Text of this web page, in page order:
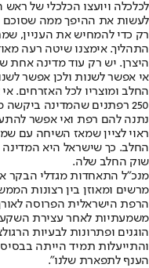
לכלכלה ויועצו הכלכלי של
לעשות את ההיפך ממה שסוכם
רק כדי להמחיש את העניין,
התהליך. אימצנו שיטה רעה
היצרן. יש רק עוד מדינה אחת
אי אפשר לשנות ולכן אפשר
החלב ומוצריו לכל האזרחים.
250 רפתנים שהמדינה
נתנה להם רפת ואי אפשר
ראוי לציין שמאז השיחה עם
החלב. כך שישראל היא
שוק החלב שלה.
מנכ"ל התאחדות מגדלי הבקר
מרשים ומאוזן בין רצונות
הרפת הישראלית הפרוסה
משמעתיות לאחר עצירת
הוגנים ופתרונות לבעיות
והתייעלות תמיד הייתה
הענף לתפארת שלנו".